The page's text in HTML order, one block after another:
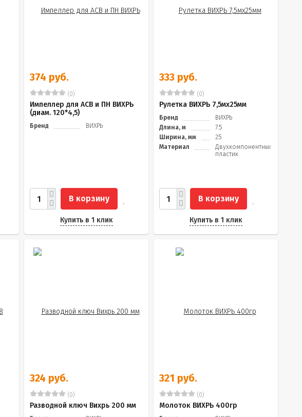
374 руб.
(0)
Импеллер для АСВ и ПН ВИХРЬ
(диам. 120*4,5)
Бренд ВИХРЬ
В корзину
Купить в 1 клик
333 руб.
(0)
Рулетка ВИХРЬ 7,5мх25мм
Бренд
ВИХРЬ
Длина, м
7.5
Ширина, мм
25
Материал
Двухкомпонентный
пластик
В корзину
Купить в 1 клик
324 руб.
(0)
Разводной ключ Вихрь 200 мм
321 руб.
(0)
Молоток ВИХРЬ 400гр